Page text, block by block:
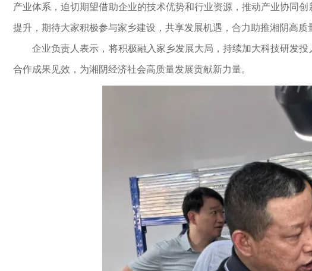
产业体系，迫切期望借助企业的技术优势和行业资源，推动产业协同
提升，期待大家积极参与家乡建设，共享发展机遇，合力助推湘阴高质
企业负责人表示，将积极融入家乡发展大局，持续加大科技研发投
合作成果见效，为湘阴经济社会高质量发展贡献新力量。